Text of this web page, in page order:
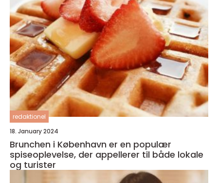
redaktionel
18. January 2024
Brunchen i København er en populær
spiseoplevelse, der appellerer til både lokale
og turister